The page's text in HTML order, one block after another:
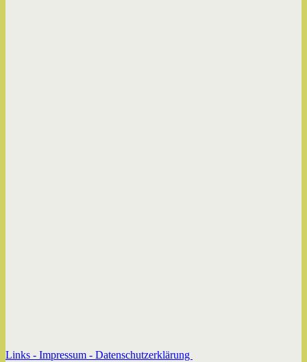
Links - Impressum - Datenschutzerklärung